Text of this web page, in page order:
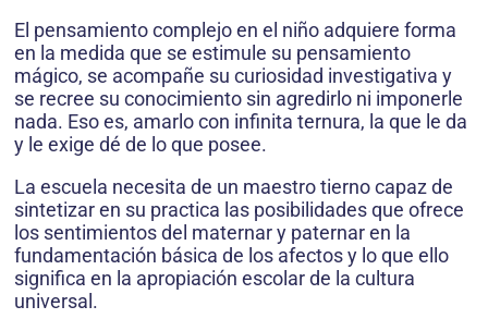
El pensamiento complejo en el niño adquiere forma
en la medida que se estimule su pensamiento
mágico, se acompañe su curiosidad investigativa y
se recree su conocimiento sin agredirlo ni imponerle
nada. Eso es, amarlo con infinita ternura, la que le da
y le exige dé de lo que posee.
La escuela necesita de un maestro tierno capaz de
sintetizar en su practica las posibilidades que ofrece
los sentimientos del maternar y paternar en la
fundamentación básica de los afectos y lo que ello
significa en la apropiación escolar de la cultura
universal.